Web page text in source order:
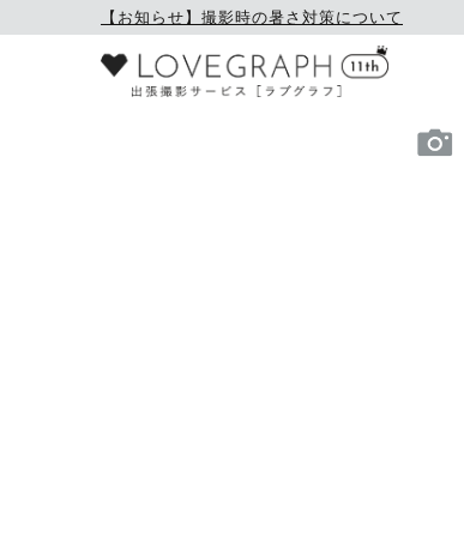
【お知らせ】撮影時の暑さ対策について